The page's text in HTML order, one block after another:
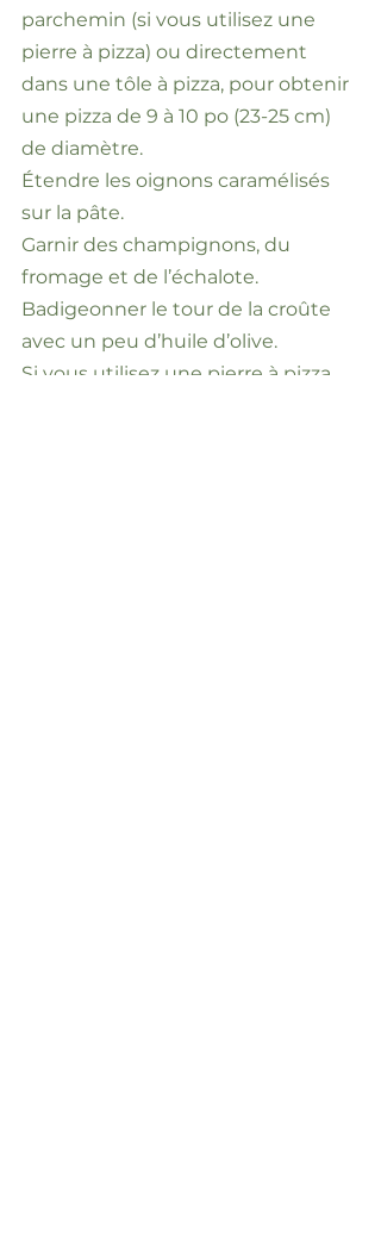
parchemin (si vous utilisez une
pierre à pizza) ou directement
dans une tôle à pizza, pour obtenir
une pizza de 9 à 10 po (23-25 cm)
de diamètre.
Étendre les oignons caramélisés
sur la pâte.
Garnir des champignons, du
fromage et de l’échalote.
Badigeonner le tour de la croûte
avec un peu d’huile d’olive.
Si vous utilisez une pierre à pizza,